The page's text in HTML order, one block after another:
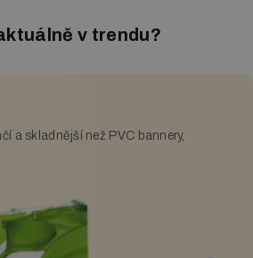
v trendu?
a skladnější než PVC bannery,